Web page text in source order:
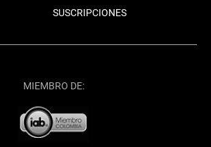
SUSCRIPCIONES
MIEMBRO DE: